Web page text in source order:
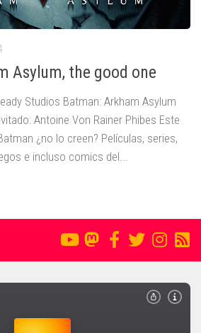
Asylum, the good one
Studios Batman: Arkham Asylum
Antoine Von Rainer Phibes Este
¿no lo creen? Películas, series,
e incluso comics del...